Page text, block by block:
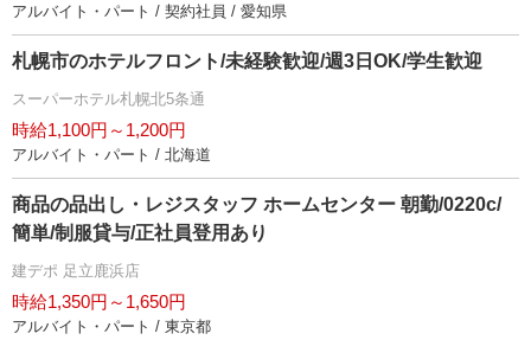
アルバイト・パート / 契約社員 / 愛知県
札幌市のホテルフロント/未経験歓迎/週3日OK/学生歓迎
スーパーホテル札幌北5条通
時給1,100円～1,200円
アルバイト・パート / 北海道
商品の品出し・レジスタッフ ホームセンター 朝勤/0220c/
簡単/制服貸与/正社員登用あり
建デポ 足立鹿浜店
時給1,350円～1,650円
アルバイト・パート / 東京都